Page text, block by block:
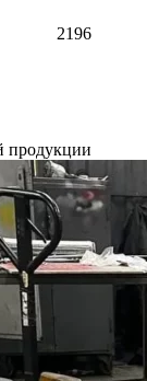
2196
продукции